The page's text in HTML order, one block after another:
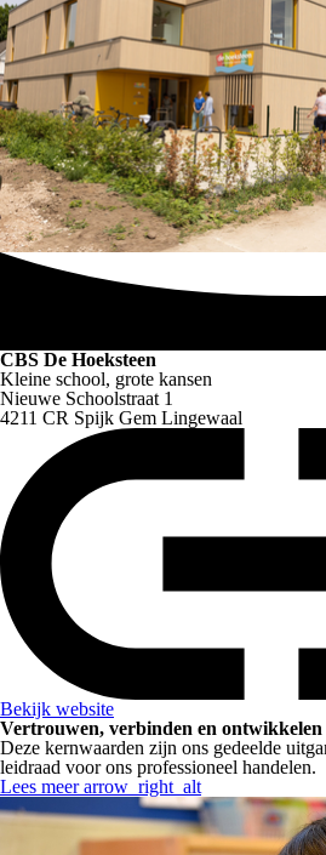
CBS De Hoeksteen
Kleine school, grote kansen
Nieuwe Schoolstraat 1
4211 CR Spijk Gem Lingewaal
Bekijk website
Vertrouwen, verbinden en ontwikkelen
Deze kernwaarden zijn ons gedeelde
leidraad voor ons professioneel handelen.
Lees meer arrow_right_alt